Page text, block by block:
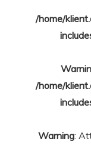
/home/
/home/
Warning: